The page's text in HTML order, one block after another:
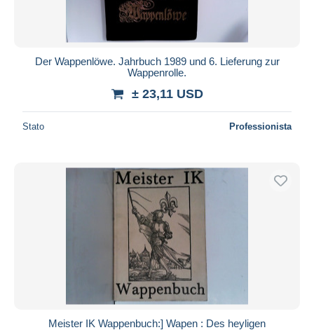
Der Wappenlöwe. Jahrbuch 1989 und 6. Lieferung zur
Wappenrolle.
± 23,11 USD
Stato Professionista
Meister IK Wappenbuch:] Wapen : Des heyligen